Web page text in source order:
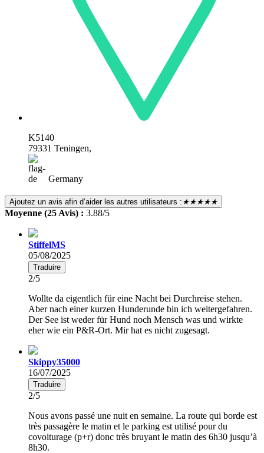
K5140
79331 Teningen,
Germany
Ajoutez un avis afin d’aider les autres utilisateurs : ★★★★★
Moyenne (25 Avis) : 3.88/5
StiffelMS
05/08/2025
Traduire
2/5
Wollte da eigentlich für eine Nacht bei Durchreise stehen.
Aber nach einer kurzen Hunderunde bin ich weitergefahren.
Der See ist weder für Hund noch Mensch was und wirkte
eher wie ein P&R-Ort. Mir hat es nicht zugesagt.
Skippy35000
16/07/2025
Traduire
2/5
Nous avons passé une nuit en semaine. La route qui borde est
très passagère le matin et le parking est utilisé pour du
covoiturage (p+r) donc très bruyant le matin des 6h30 jusqu’à
8h30.